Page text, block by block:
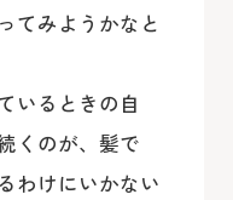
てみようかなと
いるときの自
くのが、髪で
わけにいかない